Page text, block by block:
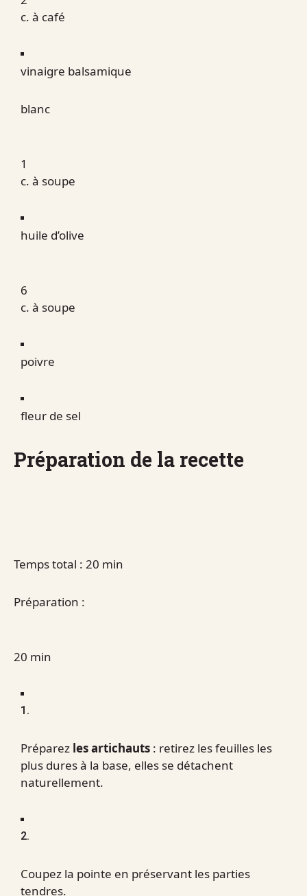
c. à café
vinaigre balsamique
blanc
1
c. à soupe
huile d’olive
6
c. à soupe
poivre
fleur de sel
Préparation de la recette
Temps total : 20 min
Préparation :
20 min
1.
Préparez les artichauts : retirez les feuilles les
plus dures à la base, elles se détachent
naturellement.
2.
Coupez la pointe en préservant les parties
tendres.